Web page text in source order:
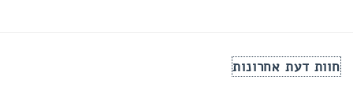
חוות דעת אחרונות